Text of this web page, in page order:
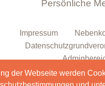
der Webseite werden
Impressum